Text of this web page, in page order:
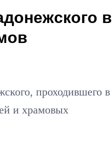
в
проходившего в
и храмовых